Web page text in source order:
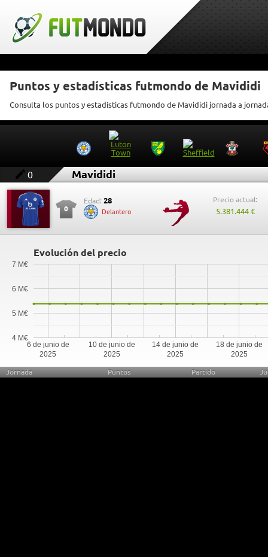
Puntos y estadísticas futmondo de Mavididi
Consulta los puntos y estadísticas futmondo de Mavididi jornada a
0 Mavididi
0
Edad: 28
Delantero
Precio actual:
5.381.444 €
Evolución del precio
6 de junio de
2025
10 de junio de
2025
14 de junio de
2025
18 de junio de
2025
4 M€
5 M€
6 M€
7 M€
Jornada Puntos Partido